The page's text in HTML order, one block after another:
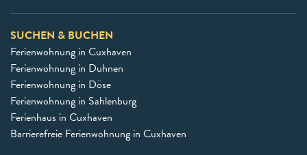
SUCHEN & BUCHEN
Ferienwohnung in Cuxhaven
Ferienwohnung in Duhnen
Ferienwohnung in Döse
Ferienwohnung in Sahlenburg
Ferienhaus in Cuxhaven
Barrierefreie Ferienwohnung in Cuxhaven